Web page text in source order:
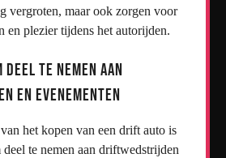
vergroten, maar ook zorgen voor
en plezier tijdens het autorijden.
te nemen aan
en evenementen
het kopen van een drift auto is
te nemen aan driftwedstrijden